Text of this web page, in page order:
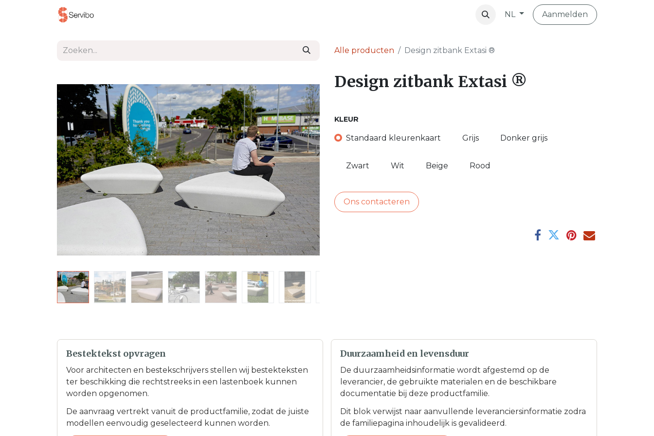
NL Aanmelden
Alle producten Design zitbank Extasi ®
Design zitbank Extasi ®
KLEUR
Standaard kleurenkaart Grijs Donker grijs
Zwart Wit Beige Rood
Ons contacteren
Bestektekst opvragen
Voor architecten en bestekschrijvers stellen wij bestekteksten
ter beschikking die rechtstreeks in een lastenboek kunnen
worden opgenomen.
De aanvraag vertrekt vanuit de productfamilie, zodat de juiste
modellen eenvoudig geselecteerd kunnen worden.
Duurzaamheid en levensduur
De duurzaamheidsinformatie wordt afgestemd op de
leverancier, de gebruikte materialen en de beschikbare
documentatie bij deze productfamilie.
Dit blok verwijst naar aanvullende leveranciersinformatie zodra
de familiepagina inhoudelijk is gevalideerd.